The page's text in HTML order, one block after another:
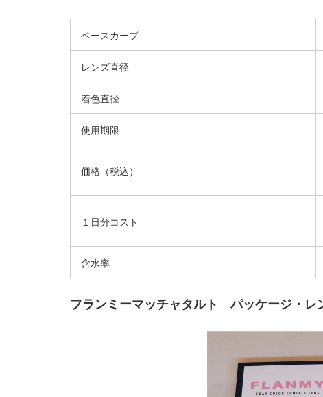
ベースカーブ
レンズ直径
着色直径
使用期限
価格（税込）
１日分コスト
含水率
フランミーマッチャタルト パッケージ・レ